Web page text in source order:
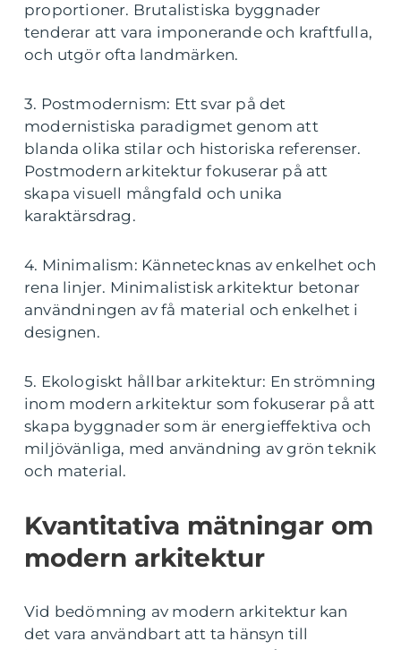
proportioner. Brutalistiska byggnader
tenderar att vara imponerande och kraftfulla,
och utgör ofta landmärken.
3. Postmodernism: Ett svar på det
modernistiska paradigmet genom att
blanda olika stilar och historiska referenser.
Postmodern arkitektur fokuserar på att
skapa visuell mångfald och unika
karaktärsdrag.
4. Minimalism: Kännetecknas av enkelhet och
rena linjer. Minimalistisk arkitektur betonar
användningen av få material och enkelhet i
designen.
5. Ekologiskt hållbar arkitektur: En strömning
inom modern arkitektur som fokuserar på att
skapa byggnader som är energieffektiva och
miljövänliga, med användning av grön teknik
och material.
Kvantitativa mätningar om
modern arkitektur
Vid bedömning av modern arkitektur kan
det vara användbart att ta hänsyn till